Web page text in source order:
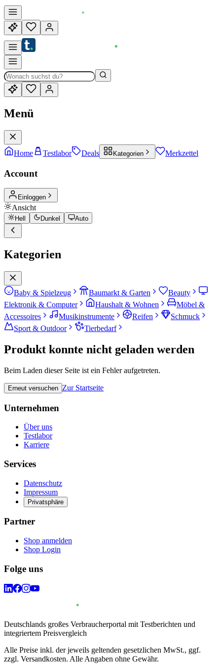
Menü
Home Testlabor Deals Kategorien Merkzettel
Account
Einloggen
Ansicht
Hell Dunkel Auto
Kategorien
Baby & Spielzeug Baumarkt & Garten
Beauty
Elektronik & Computer
Haushalt & Wohnen
Möbel &
Accessoires
Musikinstrumente Reifen
Schmuck
Sport & Outdoor
Tierbedarf
Produkt konnte nicht geladen werden
Beim Laden dieser Seite ist ein Fehler aufgetreten.
Erneut versuchen Zur Startseite
Unternehmen
Über uns
Testlabor
Karriere
Services
Datenschutz
Impressum
Privatsphäre
Partner
Shop anmelden
Shop Login
Folge uns
Deutschlands großes Verbraucherportal mit Testberichten und
integriertem Preisvergleich
Alle Preise inkl. der jeweils geltenden gesetzlichen MwSt., ggf.
zzgl. Versandkosten. Alle Angaben ohne Gewähr.